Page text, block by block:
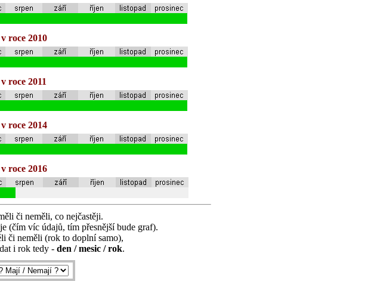
roce 2010
roce 2011
roce 2014
roce 2016
či neměli, co nejčastěji.
(čím víc údajů, tím přesnější bude graf).
či neměli (rok to doplní samo),
i rok tedy - den / mesic / rok.